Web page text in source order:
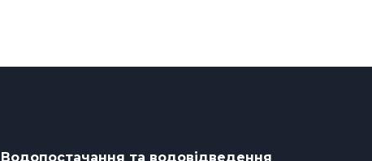
Водопостачання та водовідведення